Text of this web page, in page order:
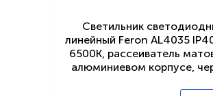
Светильник
линейный Feron AL4035
6500К, рассеиватель
алюминиевом корпусе,